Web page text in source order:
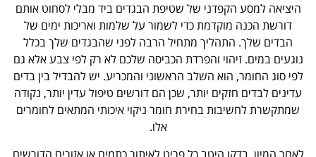
היציאה למסע הקפדני של שטיפת הבגדים ביד מבלי לסחוט אותם
דורשת הכנה מוקדמת כדי לשמור על שלמות ואריכות ימים של
הבדים שלך. התהליך מתחיל הרבה לפני שהבגדים שלך בכלל
נוגעים במים. זיהוי והפרדת הכביסה שלכם לא רק לפי צבע אלא גם
לפי סוג החומר, הוא השלב הראשוני והמכריע. יש להבדיל בין בדים
עדינים לבדים חזקים יותר, שכן הם דורשים טיפול עדין יותר, נקודה
שמתקשרת לחשיבות בחירת חומר ניקוי איכותי המתאים לחומרים
אלו.